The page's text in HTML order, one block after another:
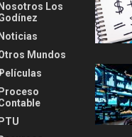
Nosotros Los
Noticias
Mundos
Proceso
PTU